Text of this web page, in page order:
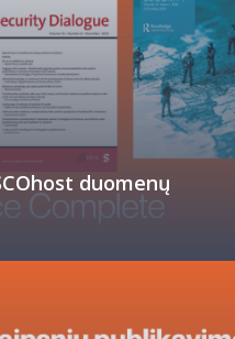
duomenų